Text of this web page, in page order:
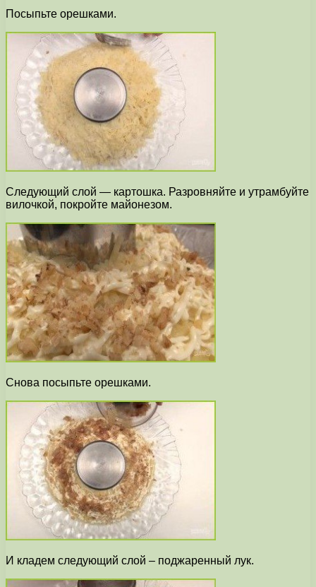
Посыпьте орешками.
Следующий слой — картошка. Разровняйте и утрамбуйте
вилочкой, покройте майонезом.
Снова посыпьте орешками.
И кладем следующий слой – поджаренный лук.